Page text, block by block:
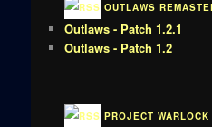
OUTLAWS
Outlaws - Patch 1.2.1
Outlaws - Patch 1.2
PROJECT WARLOCK